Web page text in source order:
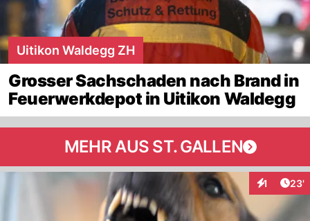
Uitikon Waldegg ZH
Grosser Sachschaden nach Brand in
Feuerwerkdepot in Uitikon Waldegg
MEHR AUS ST. GALLEN
1 23'